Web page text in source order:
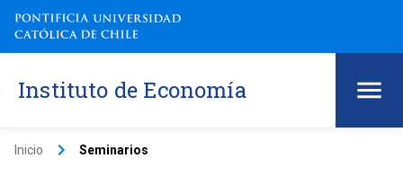
Instituto de Economía
Inicio keyboard_arrow_right Seminarios